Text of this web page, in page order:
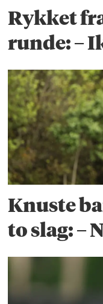
Rykket
runde: –
Knuste
to slag: –